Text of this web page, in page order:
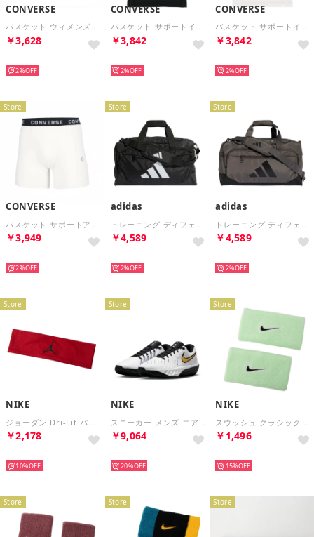
CONVERSE
バスケット ウィメンズアクティブタイツ バスケットボール 肌着 インナー 練習着 パンツ ユニフォーム下【返品不可商品】 （1100 ホワイト）
￥3,628
2%
CONVERSE
バスケット サポートインナーシャツ バスケットボール 肌着 メンズ レディース 練習 試合 ユニフォーム下 コン （1900 ブラック）
￥3,842
2%
CONVERSE
バスケット サポートインナーシャツ バスケットボール 肌着 メンズ レディース 練習 試合 ユニフォーム下 コン （1100 ホワイト）
￥3,842
2%
Store
CONVERSE
￥3,949
2%
Store
adidas
￥4,589
2%
Store
adidas
￥4,589
2%
Store
NIKE
￥2,178
10%
Store
NIKE
￥9,064
20%
Store
NIKE
￥1,496
15%
Store Store Store